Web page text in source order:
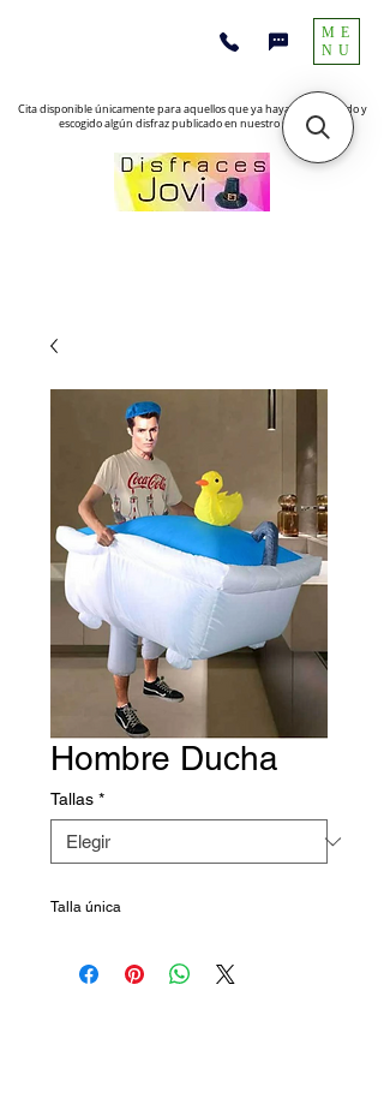
Cita disponible únicamente para aquellos que ya hayan encontrado y
escogido algún disfraz publicado en nuestro sitio web
ME
NU
Hombre Ducha
Tallas *
Talla única